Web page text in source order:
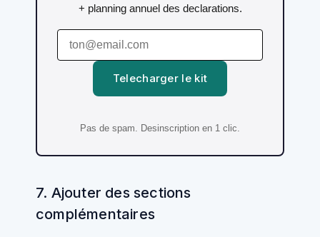
+ planning annuel des declarations.
Telecharger le kit
Pas de spam. Desinscription en 1 clic.
7. Ajouter des sections
complémentaires